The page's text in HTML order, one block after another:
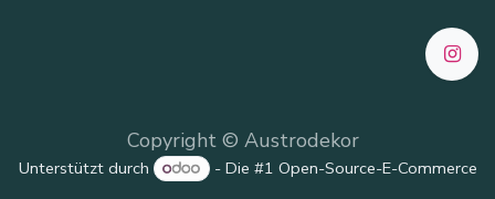
Copyright © Austrodekor
Unterstützt durch - Die #1 Open-Source-E-Commerce